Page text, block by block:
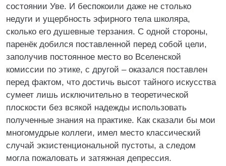
состоянии Уве. И беспокоили даже не столько
недуги и ущербность эфирного тела школяра,
сколько его душевные терзания. С одной стороны,
паренёк добился поставленной перед собой цели,
заполучив постоянное место во Вселенской
комиссии по этике, с другой – оказался поставлен
перед фактом, что достичь высот тайного искусства
сумеет лишь исключительно в теоретической
плоскости без всякой надежды использовать
полученные знания на практике. Как сказали бы мои
многомудрые коллеги, имел место классический
случай экзистенциональной пустоты, а следом
могла пожаловать и затяжная депрессия.